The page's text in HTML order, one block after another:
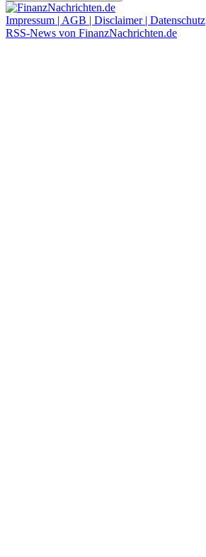
Impressum | AGB | Disclaimer | Datenschutz
RSS-News von FinanzNachrichten.de